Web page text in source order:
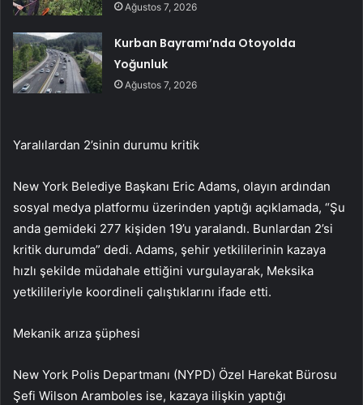
Ağustos 7, 2026
Kurban Bayramı’nda Otoyolda
Yoğunluk
Ağustos 7, 2026
Yaralılardan 2’sinin durumu kritik
New York Belediye Başkanı Eric Adams, olayın ardından
sosyal medya platformu üzerinden yaptığı açıklamada, “Şu
anda gemideki 277 kişiden 19’u yaralandı. Bunlardan 2’si
kritik durumda” dedi. Adams, şehir yetkililerinin kazaya
hızlı şekilde müdahale ettiğini vurgulayarak, Meksika
yetkilileriyle koordineli çalıştıklarını ifade etti.
Mekanik arıza şüphesi
New York Polis Departmanı (NYPD) Özel Harekat Bürosu
Şefi Wilson Aramboles ise, kazaya ilişkin yaptığı